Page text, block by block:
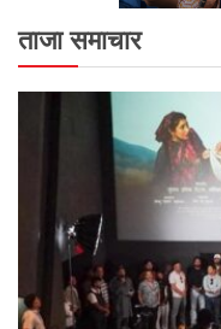
ताजा समाचार